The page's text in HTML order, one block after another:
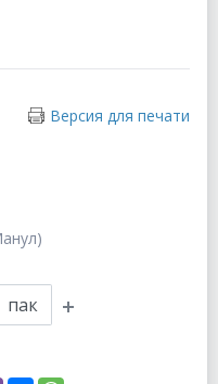
Версия для печати
пак